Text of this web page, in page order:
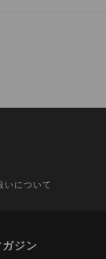
いについて
ジン